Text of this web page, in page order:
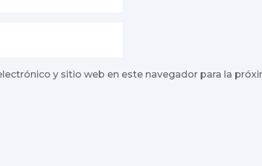
y sitio web en este navegador para la